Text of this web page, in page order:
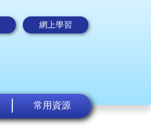
網上學習
常用資源